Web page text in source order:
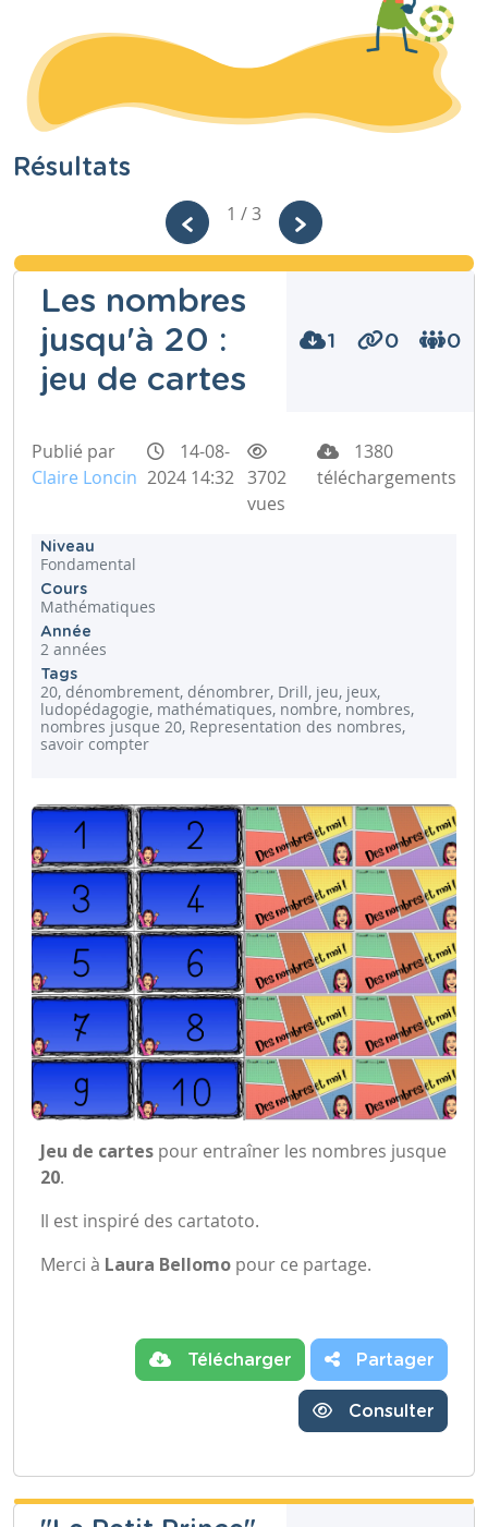
Résultats
1 / 3
Les nombres
jusqu'à 20 :
jeu de cartes
1 0 0
Publié par
Claire Loncin
14-08-
2024 14:32 3702
vues
1380
téléchargements
Niveau
Fondamental
Cours
Mathématiques
Année
2 années
Tags
20, dénombrement, dénombrer, Drill, jeu, jeux,
ludopédagogie, mathématiques, nombre, nombres,
nombres jusque 20, Representation des nombres,
savoir compter
Jeu de cartes pour entraîner les nombres jusque
20.
Il est inspiré des cartatoto.
Merci à Laura Bellomo pour ce partage.
Télécharger Partager
Consulter